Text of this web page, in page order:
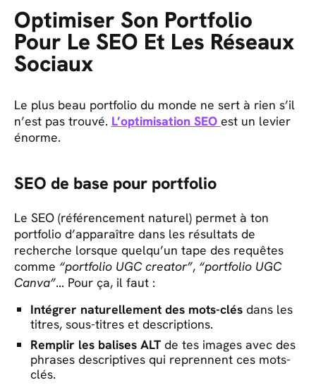
Optimiser Son Portfolio
Pour Le SEO Et Les Réseaux
Sociaux
Le plus beau portfolio du monde ne sert à rien s’il
n’est pas trouvé. L’optimisation SEO est un levier
énorme.
SEO de base pour portfolio
Le SEO (référencement naturel) permet à ton
portfolio d’apparaître dans les résultats de
recherche lorsque quelqu’un tape des requêtes
comme “portfolio UGC creator”, “portfolio UGC
Canva”... Pour ça, il faut :
Intégrer naturellement des mots-clés dans les
titres, sous-titres et descriptions.
Remplir les balises ALTde tes images avec des
phrases descriptives qui reprennent ces mots-
clés.